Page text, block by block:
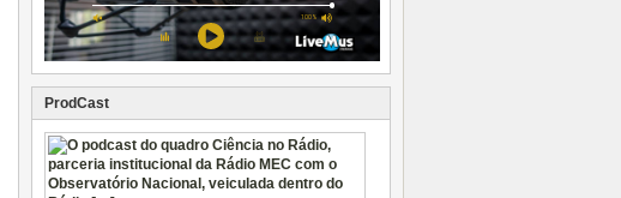
ProdCast